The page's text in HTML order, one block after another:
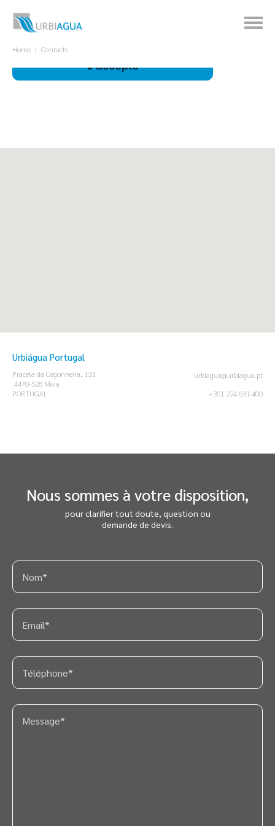
expérience.
J'accepte
Home Contacts
Urbiágua Portugal
Praceta da Cegonheira, 133
4470-528 Maia
PORTUGAL
urbiagua@urbiagua.pt
+351 224 631 400
Nous sommes à votre disposition,
pour clarifier tout doute, question ou
demande de devis.